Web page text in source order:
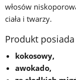
włosów
ciała i twarzy.
Produkt
kokosowy,
awokado,